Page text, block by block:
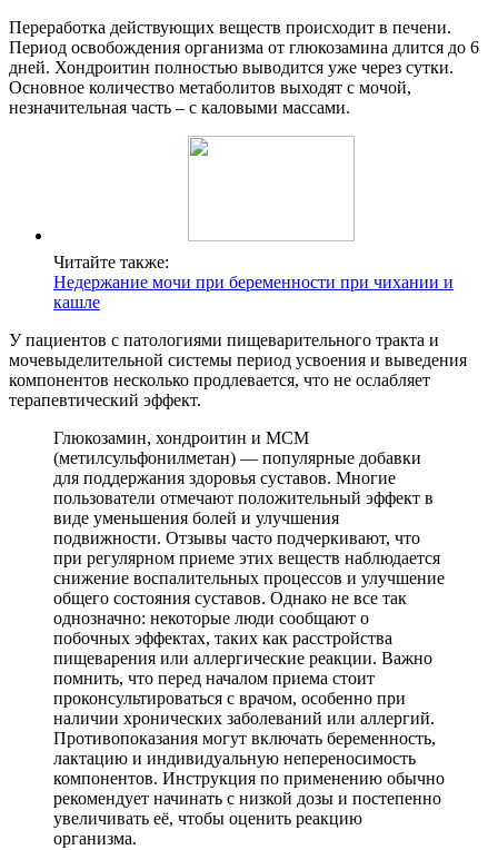
Переработка действующих веществ происходит в печени.
Период освобождения организма от глюкозамина длится до 6
дней. Хондроитин полностью выводится уже через сутки.
Основное количество метаболитов выходят с мочой,
незначительная часть – с каловыми массами.
Читайте также:
Недержание мочи при беременности при чихании и
кашле
У пациентов с патологиями пищеварительного тракта и
мочевыделительной системы период усвоения и выведения
компонентов несколько продлевается, что не ослабляет
терапевтический эффект.
Глюкозамин, хондроитин и МСМ
(метилсульфонилметан) — популярные добавки
для поддержания здоровья суставов. Многие
пользователи отмечают положительный эффект в
виде уменьшения болей и улучшения
подвижности. Отзывы часто подчеркивают, что
при регулярном приеме этих веществ наблюдается
снижение воспалительных процессов и улучшение
общего состояния суставов. Однако не все так
однозначно: некоторые люди сообщают о
побочных эффектах, таких как расстройства
пищеварения или аллергические реакции. Важно
помнить, что перед началом приема стоит
проконсультироваться с врачом, особенно при
наличии хронических заболеваний или аллергий.
Противопоказания могут включать беременность,
лактацию и индивидуальную непереносимость
компонентов. Инструкция по применению обычно
рекомендует начинать с низкой дозы и постепенно
увеличивать её, чтобы оценить реакцию
организма.